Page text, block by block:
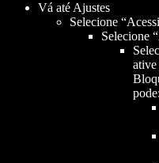
Vá até Ajustes
Selecione
Selecione
ative
pode: